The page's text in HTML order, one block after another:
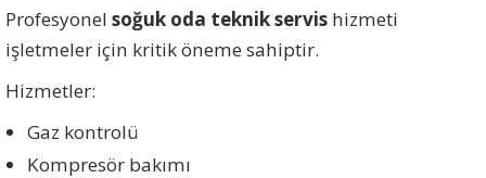
Profesyonel soğuk oda teknik servis hizmeti
işletmeler için kritik öneme sahiptir.
Hizmetler:
Gaz kontrolü
Kompresör bakımı